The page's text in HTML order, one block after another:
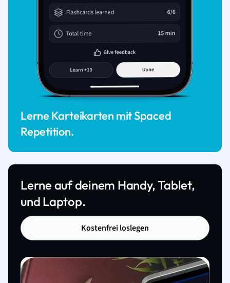
Lerne Karteikarten mit Spaced
Repetition.
Lerne auf deinem Handy, Tablet,
und Laptop.
Kostenfrei loslegen